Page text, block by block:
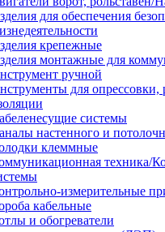
для обеспечения
крепежные
монтажные для
ручной
для опрессовки,
системы
настенного и
клеммные
техника/
измерительные
кабельные
и обогреватели